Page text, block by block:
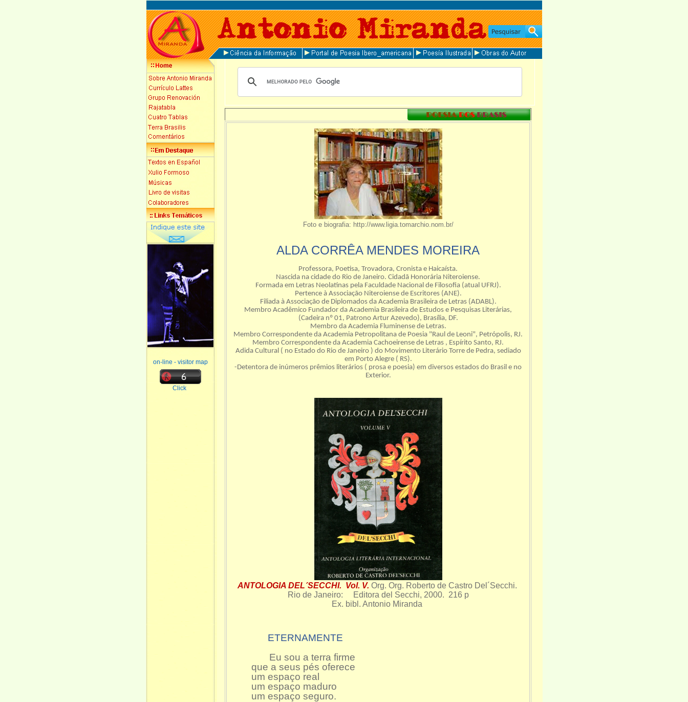
on-line - visitor map
Click
Foto e biografia: http://www.ligia.tomarchio.nom.br/
ALDA CORRÊA MENDES MOREIRA
Professora, Poetisa, Trovadora, Cronista e Haicaísta.
Nascida na cidade do Rio de Janeiro. Cidadã Honorária Niteroiense.
Formada em Letras Neolatinas pela Faculdade Nacional de Filosofia (atual UFRJ).
Pertence à Associação Niteroiense de Escritores (ANE).
Filiada à Associação de Diplomados da Academia Brasileira de Letras (ADABL).
Membro Acadêmico Fundador da Academia Brasileira de Estudos e Pesquisas Literárias,
(Cadeira nº 01, Patrono Artur Azevedo), Brasília, DF.
Membro da Academia Fluminense de Letras.
Membro Correspondente da Academia Petropolitana de Poesia "Raul de Leoni", Petrópolis, RJ.
Membro Correspondente da Academia Cachoeirense de Letras , Espírito Santo, RJ.
Adida Cultural ( no Estado do Rio de Janeiro ) do Movimento Literário Torre de Pedra, sediado
em Porto Alegre ( RS).
-Detentora de inúmeros prêmios literários ( prosa e poesia) em diversos estados do Brasil e no
Exterior.
ANTOLOGIA DEL´SECCHI. Vol. V. Org. Org. Roberto de Castro Del´Secchi.
Rio de Janeiro: Editora del Secchi, 2000. 216 p
Ex. bibl. Antonio Miranda
ETERNAMENTE
Eu sou a terra firme
que a seus pés oferece
um espaço real
um espaço maduro
um espaço seguro.